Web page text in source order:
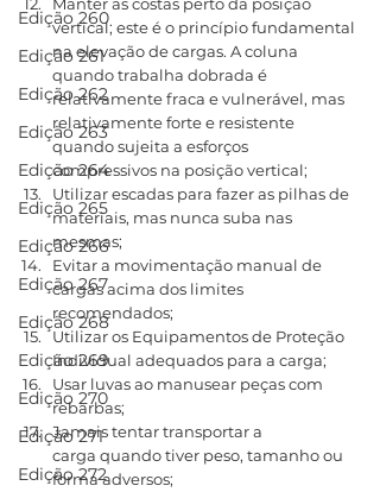
Edição 260
Edição 261
Edição 262
Edição 263
Edição 264
Edição 265
Edição 266
Edição 267
Edição 268
Edição 269
Edição 270
Edição 271
Edição 272
vertical; este é o princípio fundamental
na elevação de cargas. A coluna
quando trabalha dobrada é
relativamente fraca e vulnerável, mas
relativamente forte e resistente
quando sujeita a esforços
compressivos na posição vertical;
Utilizar escadas para fazer as pilhas de
materiais, mas nunca suba nas
mesmas;
Evitar a movimentação manual de
cargas acima dos limites
recomendados;
Utilizar os Equipamentos de Proteção
Individual adequados para a carga;
Usar luvas ao manusear peças com
rebarbas;
Jamais tentar transportar a
carga quando tiver peso, tamanho ou
forma adversos;